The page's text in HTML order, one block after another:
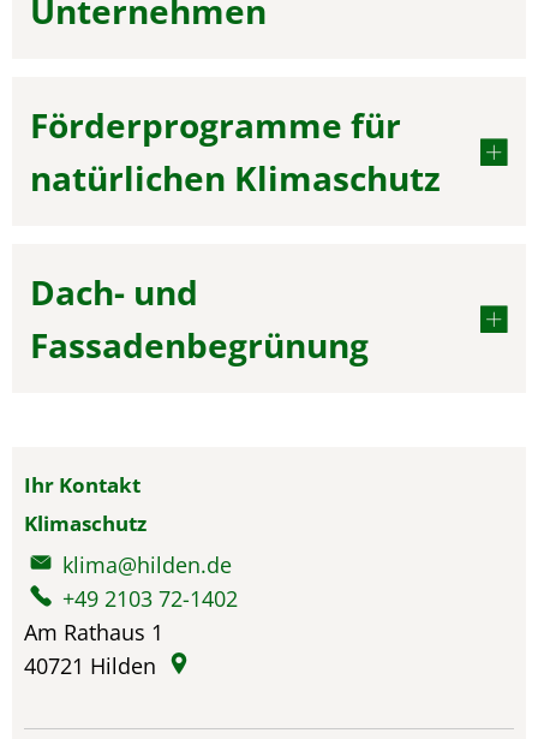
Unternehmen
Förderprogramme für
natürlichen Klimaschutz
Dach- und
Fassadenbegrünung
Ihr Kontakt
Klimaschutz
klima@hilden.de
+49 2103 72-1402
Am Rathaus 1
40721 Hilden